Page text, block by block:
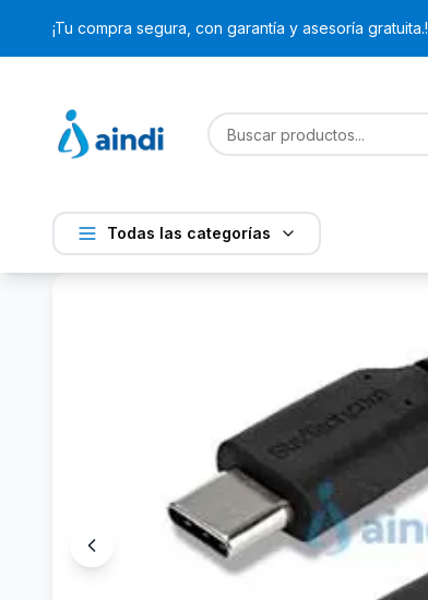
¡Tu compra segura, con garantía y asesoría gratuita.!
Todas las categorías